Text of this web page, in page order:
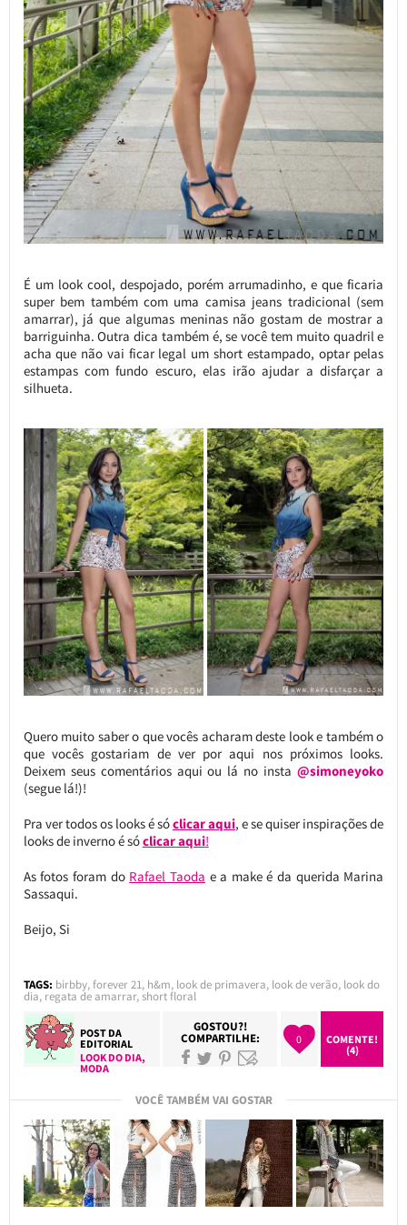
É um look cool, despojado, porém arrumadinho, e que ficaria
super bem também com uma camisa jeans tradicional (sem
amarrar), já que algumas meninas não gostam de mostrar a
barriguinha. Outra dica também é, se você tem muito quadril e
acha que não vai ficar legal um short estampado, optar pelas
estampas com fundo escuro, elas irão ajudar a disfarçar a
silhueta.
Quero muito saber o que vocês acharam deste look e também o
que vocês gostariam de ver por aqui nos próximos looks.
Deixem seus comentários aqui ou lá no insta@simoneyoko
(segue lá!)!
Pra ver todos os looks é sóclicar aqui, e se quiser inspirações de
looks de inverno é sóclicar aqui!
As fotos foram do Rafael Taoda e a make é da querida Marina
Sassaqui.
Beijo, Si
TAGS: birbby,forever 21, h&m, look de primavera, look de verão, look do
dia, regata de amarrar,short floral
POST DA
EDITORIAL
LOOK DO DIA,
MODA
GOSTOU?!
COMPARTILHE: 0
COMENTE!
(4)
VOCÊ TAMBÉM VAI GOSTAR